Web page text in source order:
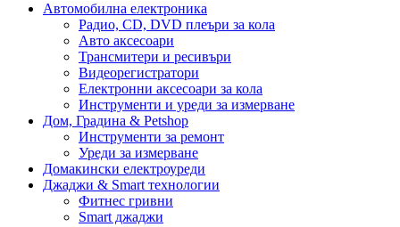
Автомобилна електроника
Радио, CD, DVD плеъри за кола
Авто аксесоари
Трансмитери и ресивъри
Видеорегистратори
Електронни аксесоари за кола
Инструменти и уреди за измерване
Дом, Градина & Petshop
Инструменти за ремонт
Уреди за измерване
Домакински електроуреди
Джаджи & Smart технологии
Фитнес гривни
Smart джаджи